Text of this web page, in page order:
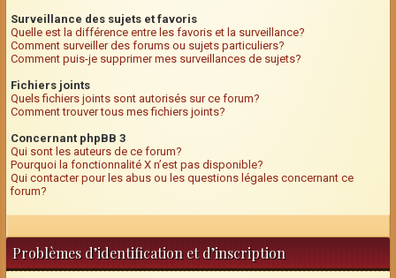
Surveillance des sujets et favoris
Quelle est la différence entre les favoris et la surveillance?
Comment surveiller des forums ou sujets particuliers?
Comment puis-je supprimer mes surveillances de sujets?
Fichiers joints
Quels fichiers joints sont autorisés sur ce forum?
Comment trouver tous mes fichiers joints?
Concernant phpBB 3
Qui sont les auteurs de ce forum?
Pourquoi la fonctionnalité X n’est pas disponible?
Qui contacter pour les abus ou les questions légales concernant ce
forum?
Problèmes d’identification et d’inscription